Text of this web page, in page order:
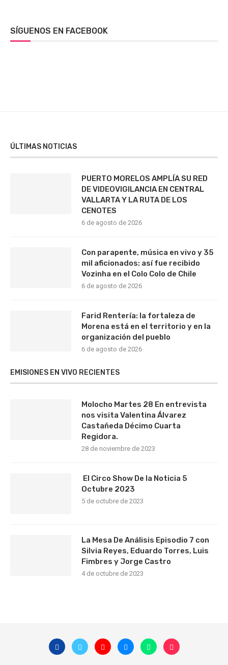
SÍGUENOS EN FACEBOOK
ÚLTIMAS NOTICIAS
PUERTO MORELOS AMPLÍA SU RED
DE VIDEOVIGILANCIA EN CENTRAL
VALLARTA Y LA RUTA DE LOS
CENOTES
6 de agosto de 2026
Con parapente, música en vivo y 35
mil aficionados: así fue recibido
Vozinha en el Colo Colo de Chile
6 de agosto de 2026
Farid Rentería: la fortaleza de
Morena está en el territorio y en la
organización del pueblo
6 de agosto de 2026
EMISIONES EN VIVO RECIENTES
Molocho Martes 28 En entrevista
nos visita Valentina Álvarez
Castañeda Décimo Cuarta
Regidora.
28 de noviembre de 2023
El Circo Show De la Noticia 5
Octubre 2023
5 de octubre de 2023
La Mesa De Análisis Episodio 7 con
Silvia Reyes, Eduardo Torres, Luis
Fimbres y Jorge Castro
4 de octubre de 2023